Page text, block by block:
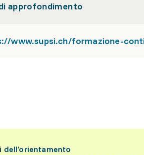
approfondimento
www.supsi.ch/formazione-